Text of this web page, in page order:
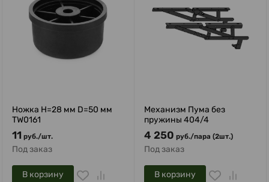
Ножка H=28 мм D=50 мм
TW0161
11 руб./шт.
Под заказ
В корзину
Механизм Пума без
пружины 404/4
4 250 руб./пара (2шт.)
Под заказ
В корзину